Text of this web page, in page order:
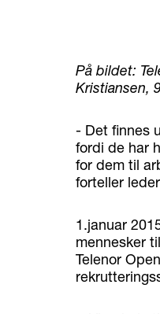
På bildet:
Kristiansen,
- Det finnes
fordi de har
for dem til
forteller
1.januar
mennesker
Telenor